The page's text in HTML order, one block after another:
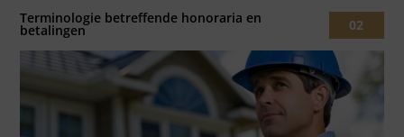
Terminologie betreffende honoraria en
betalingen 02